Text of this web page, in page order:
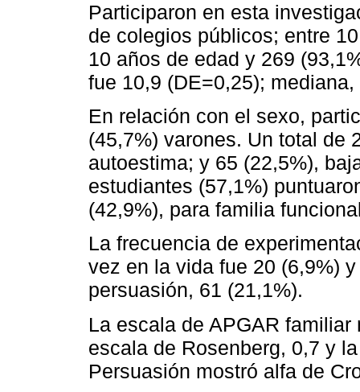
Participaron en esta
de colegios públicos; entre
10 años de edad y 269
fue 10,9 (DE=0,25);
En relación con el sexo,
(45,7%) varones. Un total de
autoestima; y 65 (22,5%),
estudiantes (57,1%)
(42,9%), para familia
La frecuencia de
vez en la vida fue 20 (6,9%)
persuasión, 61 (21,1%).
La escala de APGAR
escala de Rosenberg, 0,7 y
Persuasión mostró alfa de